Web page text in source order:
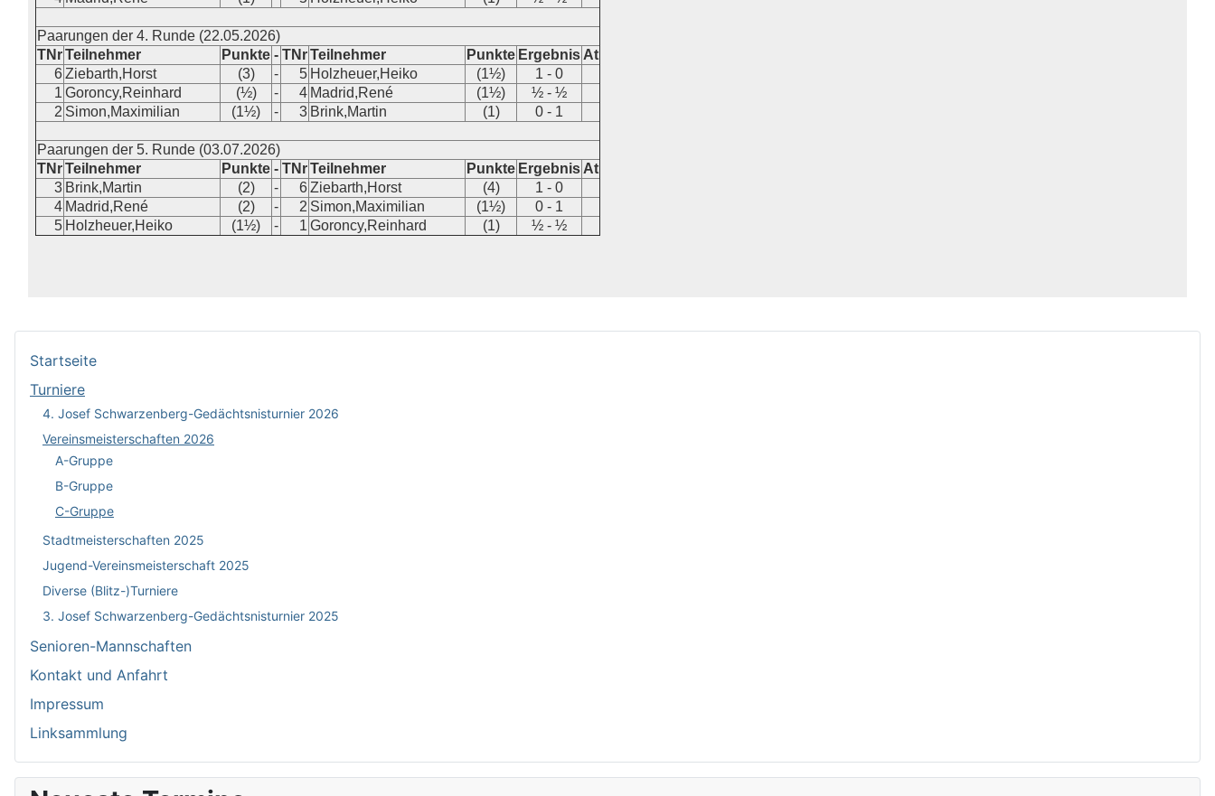
Startseite
Turniere
4. Josef Schwarzenberg-Gedächtsnisturnier 2026
Vereinsmeisterschaften 2026
A-Gruppe
B-Gruppe
C-Gruppe
Stadtmeisterschaften 2025
Jugend-Vereinsmeisterschaft 2025
Diverse (Blitz-)Turniere
3. Josef Schwarzenberg-Gedächtsnisturnier 2025
Senioren-Mannschaften
Kontakt und Anfahrt
Impressum
Linksammlung